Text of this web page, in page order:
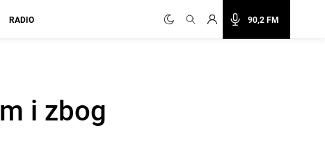
90,2 FM
RADIO
i zbog